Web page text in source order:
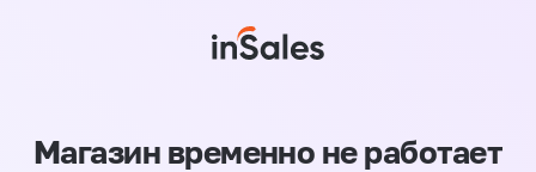
Магазин временно не работает